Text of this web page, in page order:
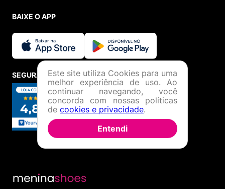
BAIXE O APP
SEGURANÇA E CREDIBILIDADE
Este site utiliza Cookies para uma
melhor experiência de uso. Ao
continuar navegando, você
concorda com nossas políticas
de cookies e privacidade.
Entendi